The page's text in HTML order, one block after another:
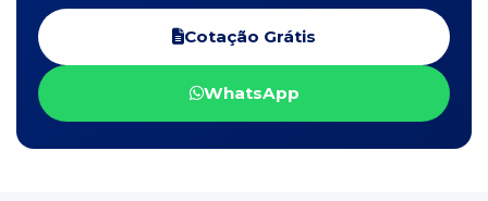
Cotação Grátis
WhatsApp